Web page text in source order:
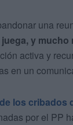
una
y
activa y
en un
los cribados
por el PP